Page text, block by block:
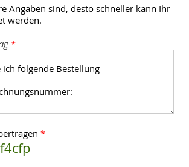
Angaben sind, desto schneller kann Ihr
werden.
*
*
f4cfp